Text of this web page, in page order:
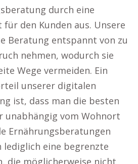
durch eine
den Kunden aus. Unsere
Beratung entspannt von zu
nehmen, wodurch sie
Wege vermeiden. Ein
unserer digitalen
ist, dass man die besten
unabhängig vom Wohnort
Ernährungsberatungen
eine begrenzte
die möglicherweise nicht